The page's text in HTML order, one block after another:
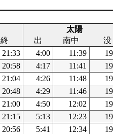
太陽
終 出 南中
没
21:33 4:00 11:39
20:58 4:17 11:41
21:04 4:26 11:48
20:48 4:29 11:46
21:00 4:50 12:02
21:15 5:13 12:23
20:56 5:41 12:34